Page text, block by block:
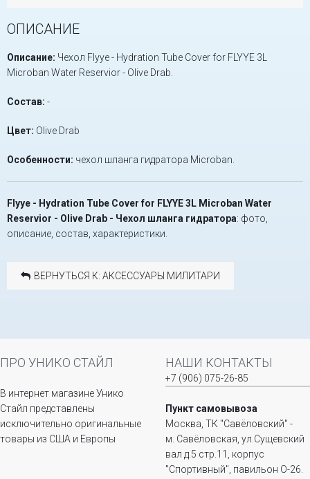
ОПИСАНИЕ
Описание: Чехол Flyye - Hydration Tube Cover for FLYYE 3L
Microban Water Reservior - Olive Drab.
Состав: -
Цвет: Olive Drab
Особенности: чехол шланга гидратора Microban.
Flyye - Hydration Tube Cover for FLYYE 3L Microban Water
Reservior - Olive Drab - Чехол шланга гидратора: фото,
описание, состав, характеристики.
ВЕРНУТЬСЯ К: АКСЕССУАРЫ МИЛИТАРИ
ПРО УНИКО СТАЙЛ
В интернет магазине Унико
Стайл представлены
исключительно оригинальные
товары из США и Европы
НАШИ КОНТАКТЫ
+7 (906) 075-26-85
Пункт самовывоза
Москва, ТК "Савёловский" -
м. Савёловская, ул.Сущевский
вал д.5 стр.11, корпус
"Спортивный", павильон О-26.